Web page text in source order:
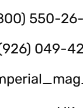
550-
049-